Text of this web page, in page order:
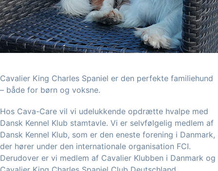
Cavalier King Charles Spaniel er den perfekte familiehund
– både for børn og voksne.
Hos Cava-Care vil vi udelukkende opdrætte hvalpe med
Dansk Kennel Klub stamtavle. Vi er selvfølgelig medlem af
Dansk Kennel Klub, som er den eneste forening i Danmark,
der hører under den internationale organisation FCI.
Derudover er vi medlem af Cavalier Klubben i Danmark og